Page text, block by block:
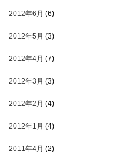
2012年6月 (6)
2012年5月 (3)
2012年4月 (7)
2012年3月 (3)
2012年2月 (4)
2012年1月 (4)
2011年4月 (2)